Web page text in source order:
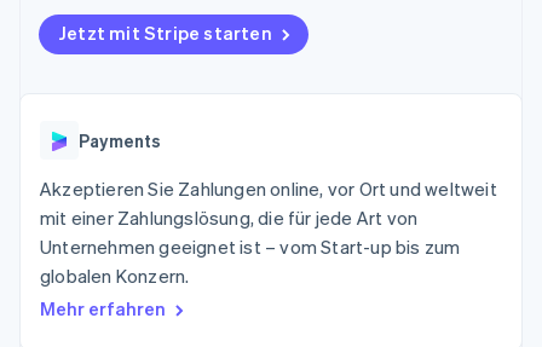
Link
Beschleunigter
Bezahlvorgang
Connections
Finanzdaten
Mehr
Product roadmap
KI-Unternehmen
Creator Economy
Gaming
Freizeit
Gemeinnützige
Organisationen
Fachdienstleistungen
Öffentlicher Sektor
Einzelhandel
geht´s
Bereitstellung und
Verwaltung von
Ressourcen
App-Integrationen
Code-Beispiele
Entwickler-Blog
Kontakt
Jetzt mit Stripe starten
Payments
Akzeptieren Sie Zahlungen online, vor Ort und weltweit
mit einer Zahlungslösung, die für jede Art von
Unternehmen geeignet ist – vom Start-up bis zum
globalen Konzern.
Mehr erfahren